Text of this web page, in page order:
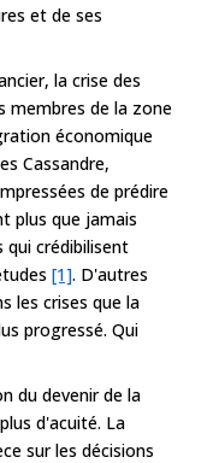
et de ses
la crise des
membres de la zone
économique
Cassandre,
de prédire
plus que jamais
qui crédibilisent
[1]. D'autres
les crises que la
progressé. Qui
du devenir de la
d'acuité. La
sur les décisions